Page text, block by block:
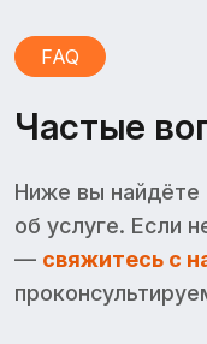
FAQ
Частые
Ниже вы найдёте
об услуге. Если
— свяжитесь с